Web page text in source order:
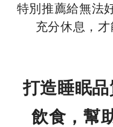
特別推薦給無法
充分休息，才
打造睡眠
飲食，幫